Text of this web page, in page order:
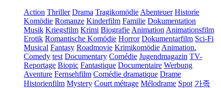
Action Thriller Drama Tragikomödie Abenteuer Historie
Komödie Romanze Kinderfilm Familie Dokumentation
Musik Kriegsfilm Krimi Biografie Animation Animationsfilm
Erotik Romantische Komödie Horror Dokumentarfilm Sci-Fi
Musical Fantasy Roadmovie Krimikomödie Animation.
Comedy test Documentary Comédie Jugendmagazin TV-
Reportage Biopic Fantastique Documentaire Werbung
Aventure Fernsehfilm Comédie dramatique Drame
Historienfilm Mystery Court métrage Mélodrame Spot 가족